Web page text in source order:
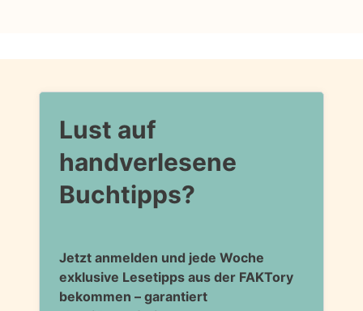
Lust auf
handverlesene
Buchtipps?